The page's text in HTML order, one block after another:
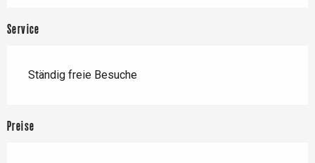
Service
Ständig freie Besuche
Preise